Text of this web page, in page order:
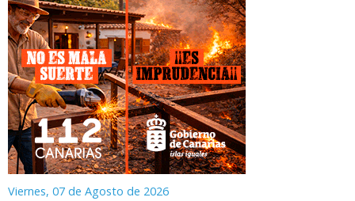
Viernes, 07 de Agosto de 2026